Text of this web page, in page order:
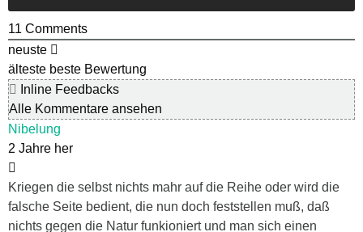
11 Comments
neuste
älteste beste Bewertung
Inline Feedbacks
Alle Kommentare ansehen
Nibelung
2 Jahre her
Kriegen die selbst nichts mahr auf die Reihe oder wird die
falsche Seite bedient, die nun doch feststellen muß, daß
nichts gegen die Natur funkioniert und man sich einen